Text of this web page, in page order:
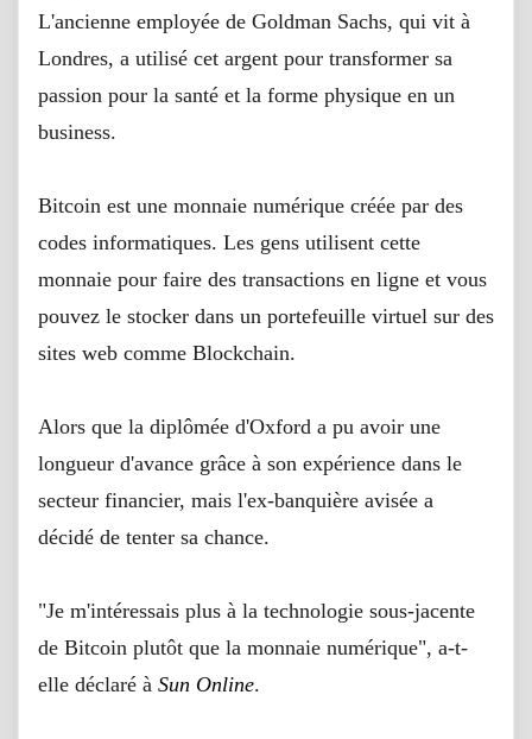
L'ancienne employée de Goldman Sachs, qui vit à
Londres, a utilisé cet argent pour transformer sa
passion pour la santé et la forme physique en un
business.
Bitcoin est une monnaie numérique créée par des
codes informatiques. Les gens utilisent cette
monnaie pour faire des transactions en ligne et vous
pouvez le stocker dans un portefeuille virtuel sur des
sites web comme Blockchain.
Alors que la diplômée d'Oxford a pu avoir une
longueur d'avance grâce à son expérience dans le
secteur financier, mais l'ex-banquière avisée a
décidé de tenter sa chance.
"Je m'intéressais plus à la technologie sous-jacente
de Bitcoin plutôt que la monnaie numérique", a-t-
elle déclaré à Sun Online.